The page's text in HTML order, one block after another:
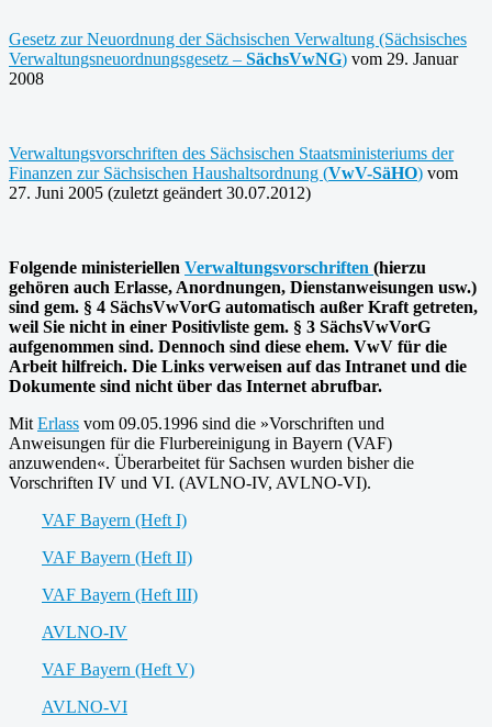
Gesetz zur Neuordnung der Sächsischen Verwaltung (Sächsisches
Verwaltungsneuordnungsgesetz – SächsVwNG) vom 29. Januar
2008
Verwaltungsvorschriften des Sächsischen Staatsministeriums der
Finanzen zur Sächsischen Haushaltsordnung (VwV-SäHO) vom
27. Juni 2005 (zuletzt geändert 30.07.2012)
Folgende ministeriellen Verwaltungsvorschriften (hierzu
gehören auch Erlasse, Anordnungen, Dienstanweisungen usw.)
sind gem. § 4 SächsVwVorG automatisch außer Kraft getreten,
weil Sie nicht in einer Positivliste gem. § 3 SächsVwVorG
aufgenommen sind. Dennoch sind diese ehem. VwV für die
Arbeit hilfreich. Die Links verweisen auf das Intranet und die
Dokumente sind nicht über das Internet abrufbar.
Mit Erlass vom 09.05.1996 sind die »Vorschriften und
Anweisungen für die Flurbereinigung in Bayern (VAF)
anzuwenden«. Überarbeitet für Sachsen wurden bisher die
Vorschriften IV und VI. (AVLNO-IV, AVLNO-VI).
VAF Bayern (Heft I)
VAF Bayern (Heft II)
VAF Bayern (Heft III)
AVLNO-IV
VAF Bayern (Heft V)
AVLNO-VI